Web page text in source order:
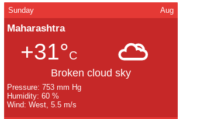
Sunday Aug
Maharashtra
+31°C
Broken cloud sky
Pressure: 753 mm Hg
Humidity: 60 %
Wind: West, 5.5 m/s